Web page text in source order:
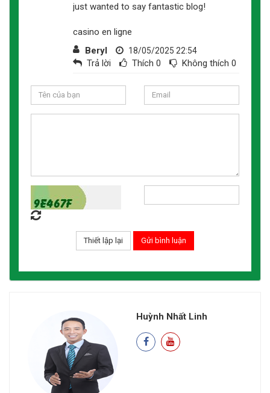
just wanted to say fantastic blog!
casino en ligne
Beryl
18/05/2025 22:54
Trả lời Thích 0 Không thích 0
Huỳnh Nhất Linh